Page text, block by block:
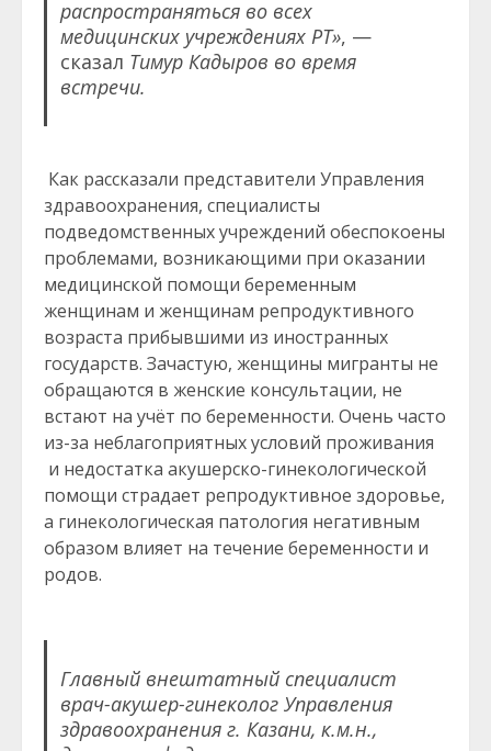
распространяться во всех
медицинских учреждениях РТ», —
сказал Тимур Кадыров во время
встречи.
Как рассказали представители Управления
здравоохранения, специалисты
подведомственных учреждений обеспокоены
проблемами, возникающими при оказании
медицинской помощи беременным
женщинам и женщинам репродуктивного
возраста прибывшими из иностранных
государств. Зачастую, женщины мигранты не
обращаются в женские консультации, не
встают на учёт по беременности. Очень часто
из-за неблагоприятных условий проживания
и недостатка акушерско-гинекологической
помощи страдает репродуктивное здоровье,
а гинекологическая патология негативным
образом влияет на течение беременности и
родов.
Главный внештатный специалист
врач-акушер-гинеколог Управления
здравоохранения г. Казани, к.м.н.,